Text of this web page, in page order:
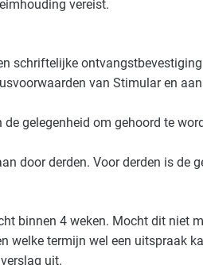
vereist.
schriftelijke
van Stimular en
gelegenheid om gehoord te
door derden. Voor derden is de
binnen 4 weken. Mocht dit niet
welke termijn wel een uitspraak
uit.